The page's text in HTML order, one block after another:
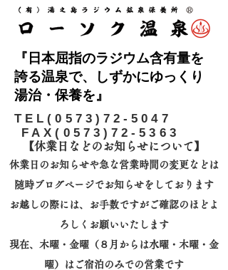
『日本屈指のラジウム含有量を
誇る温泉で、しずかにゆっくり
湯治・保養を』
​TEL(0573)72-5047
FAX(0573)72-5363
【休業日などのお知らせについて】​
休業日のお知らせや急な営業時間の変更などは
随時ブログページでお知らせをしております
お越しの際には、
お手数ですがご確認のほどよ
ろしくお願いいたします
​現在、木曜・金曜（８月からは水曜・木曜・金
曜）はご宿泊のみでの営業です